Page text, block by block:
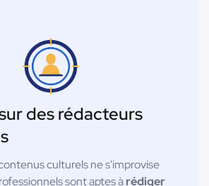
des rédacteurs
culturels ne s'improvise
sont aptes àrédiger